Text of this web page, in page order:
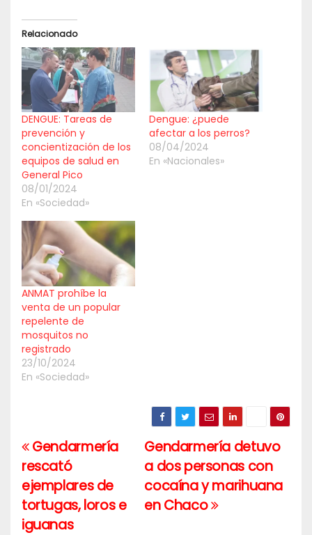
Relacionado
DENGUE: Tareas de
prevención y
concientización de los
equipos de salud en
General Pico
08/01/2024
En «Sociedad»
Dengue: ¿puede
afectar a los perros?
08/04/2024
En «Nacionales»
ANMAT prohíbe la
venta de un popular
repelente de
mosquitos no
registrado
23/10/2024
En «Sociedad»
Navegación
de
entradas
Gendarmería detuvo
a dos personas con
cocaína y marihuana
en Chaco
Gendarmería
rescató
ejemplares de
tortugas, loros e
iguanas